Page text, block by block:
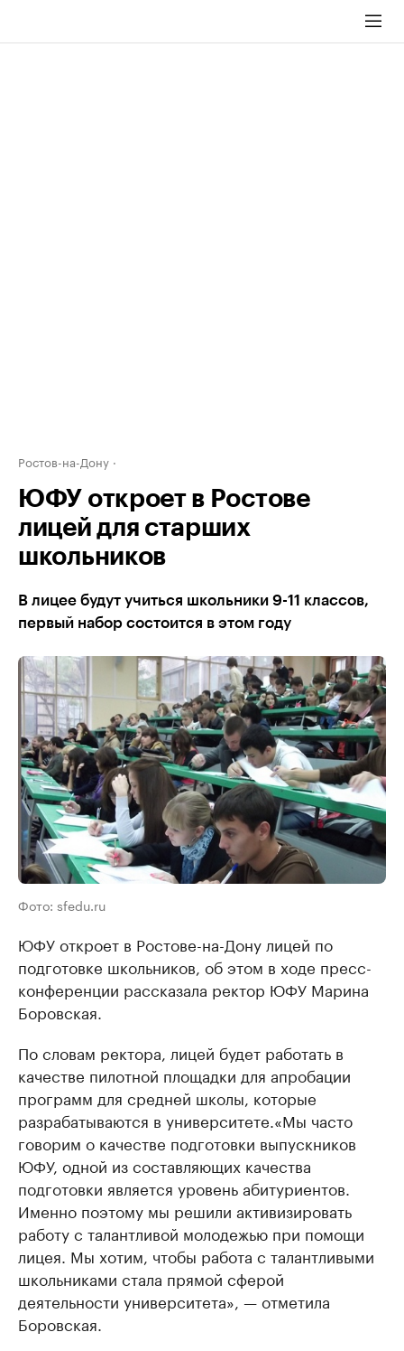
Ростов-на-Дону
ЮФУ откроет в Ростове
лицей для старших
школьников
В лицее будут учиться школьники 9-11 классов,
первый набор состоится в этом году
Фото: sfedu.ru
ЮФУ откроет в Ростове-на-Дону лицей по
подготовке школьников, об этом в ходе пресс-
конференции рассказала ректор ЮФУ Марина
Боровская.
По словам ректора, лицей будет работать в
качестве пилотной площадки для апробации
программ для средней школы, которые
разрабатываются в университете.«Мы часто
говорим о качестве подготовки выпускников
ЮФУ, одной из составляющих качества
подготовки является уровень абитуриентов.
Именно поэтому мы решили активизировать
работу с талантливой молодежью при помощи
лицея. Мы хотим, чтобы работа с талантливыми
школьниками стала прямой сферой
деятельности университета», — отметила
Боровская.